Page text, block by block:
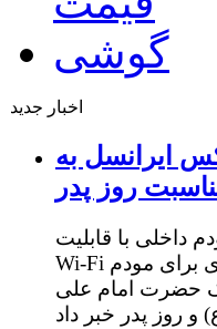
اخبار جدید
ایرانسل به
روز پدر
برای مودم داخلی با قابلیت
Wi-Fi و ۳۳ درصدی برای مودم USB وایمکس خود به
حضرت امام علی